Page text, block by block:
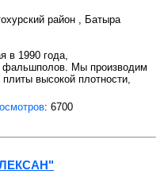
район , Батыра
в 1990 года,
фальшполов. Мы производим
высокой плотности,
: 6700